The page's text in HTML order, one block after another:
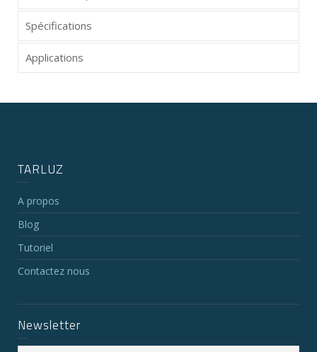
Spécifications
Applications
TARLUZ
A propos
Blog
Tutoriel
Contactez nous
Newsletter